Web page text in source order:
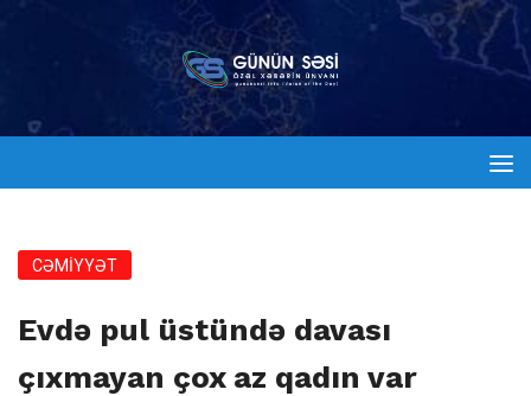
CƏMİYYƏT
Evdə pul üstündə davası
çıxmayan çox az qadın var